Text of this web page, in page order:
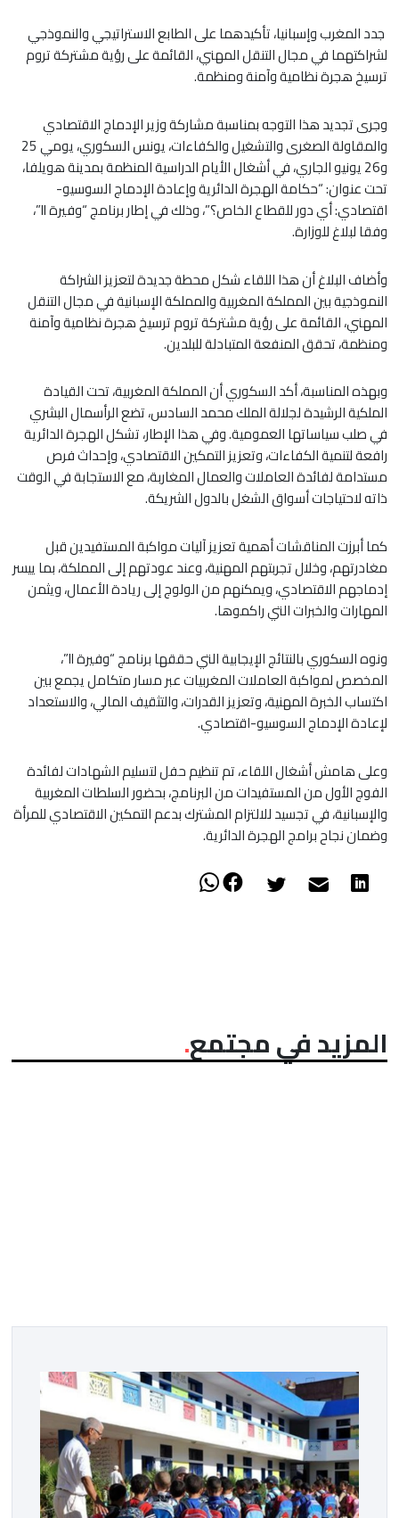
جدد المغرب وإسبانيا، تأكيدهما على الطابع الاستراتيجي والنموذجي
لشراكتهما في مجال التنقل المهني، القائمة على رؤية مشتركة تروم
ترسيخ هجرة نظامية وآمنة ومنظمة.
وجرى تجديد هذا التوجه بمناسبة مشاركة وزير الإدماج الاقتصادي
والمقاولة الصغرى والتشغيل والكفاءات، يونس السكوري، يومي 25
و26 يونيو الجاري، في أشغال الأيام الدراسية المنظمة بمدينة هويلفا،
تحت عنوان: “حكامة الهجرة الدائرية وإعادة الإدماج السوسيو-
اقتصادي: أي دور للقطاع الخاص؟”، وذلك في إطار برنامج “وفيرة II”،
وفقا لبلاغ للوزارة.
وأضاف البلاغ أن هذا اللقاء شكل محطة جديدة لتعزيز الشراكة
النموذجية بين المملكة المغربية والمملكة الإسبانية في مجال التنقل
المهني، القائمة على رؤية مشتركة تروم ترسيخ هجرة نظامية وآمنة
ومنظمة، تحقق المنفعة المتبادلة للبلدين.
وبهذه المناسبة، أكد السكوري أن المملكة المغربية، تحت القيادة
الملكية الرشيدة لجلالة الملك محمد السادس، تضع الرأسمال البشري
في صلب سياساتها العمومية. وفي هذا الإطار، تشكل الهجرة الدائرية
رافعة لتنمية الكفاءات، وتعزيز التمكين الاقتصادي، وإحداث فرص
مستدامة لفائدة العاملات والعمال المغاربة، مع الاستجابة في الوقت
ذاته لاحتياجات أسواق الشغل بالدول الشريكة.
كما أبرزت المناقشات أهمية تعزيز آليات مواكبة المستفيدين قبل
مغادرتهم، وخلال تجربتهم المهنية، وعند عودتهم إلى المملكة، بما ييسر
إدماجهم الاقتصادي، ويمكنهم من الولوج إلى ريادة الأعمال، ويثمن
المهارات والخبرات التي راكموها.
ونوه السكوري بالنتائج الإيجابية التي حققها برنامج “وفيرة II”،
المخصص لمواكبة العاملات المغربيات عبر مسار متكامل يجمع بين
اكتساب الخبرة المهنية، وتعزيز القدرات، والتثقيف المالي، والاستعداد
لإعادة الإدماج السوسيو-اقتصادي.
وعلى هامش أشغال اللقاء، تم تنظيم حفل لتسليم الشهادات لفائدة
الفوج الأول من المستفيدات من البرنامج، بحضور السلطات المغربية
والإسبانية، في تجسيد للالتزام المشترك بدعم التمكين الاقتصادي للمرأة
وضمان نجاح برامج الهجرة الدائرية.
المزيد في مجتمع